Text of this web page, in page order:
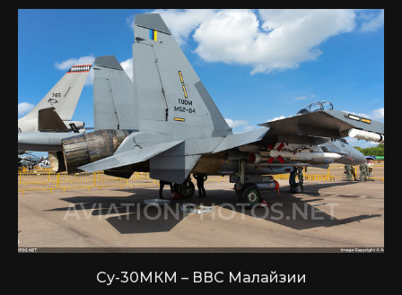
Су-30МКМ – ВВС Малайзии